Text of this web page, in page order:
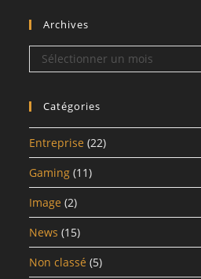
Archives
Archives
Sélectionner un mois
Catégories
Entreprise (22)
Gaming (11)
Image (2)
News (15)
Non classé (5)